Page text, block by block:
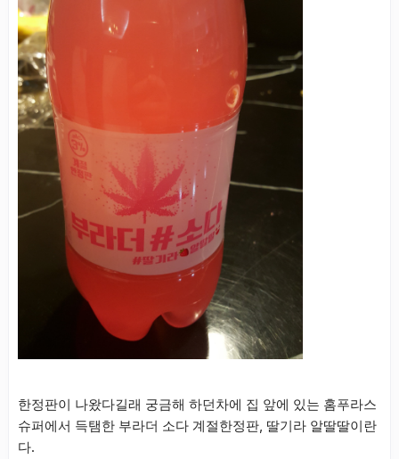
한정판이 나왔다길래 궁금해 하던차에 집 앞에 있는 홈푸라스
슈퍼에서 득탬한 부라더 소다 계절한정판, 딸기라 알딸딸이란
다.